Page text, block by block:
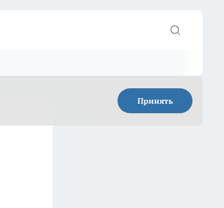
Принять